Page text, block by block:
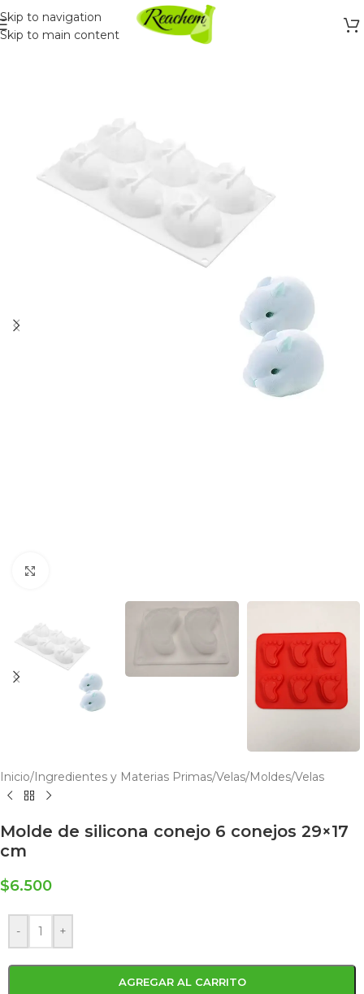
Skip to navigation
Skip to main content
Inicio/Ingredientes y Materias Primas/Velas/Moldes/Velas
Molde de silicona conejo 6 conejos 29×17
cm
$6.500
- +
AGREGAR AL CARRITO